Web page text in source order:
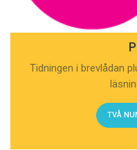
Tidningen i brevlådan
TVÅ